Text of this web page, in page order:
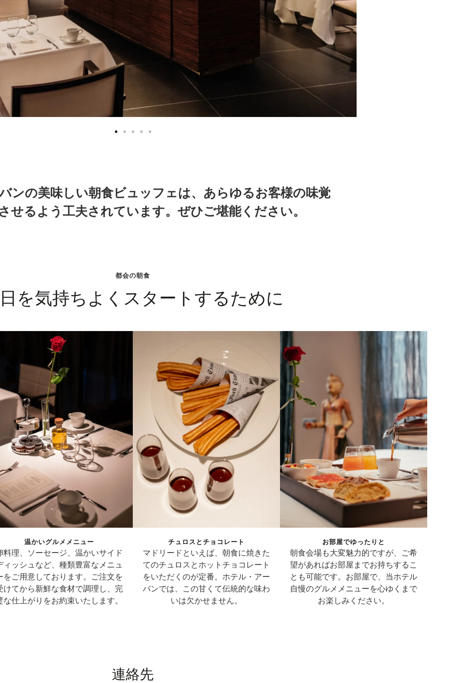
ンの美味しい朝食ビュッフェは、あらゆるお客様の味覚
せるよう工夫されています。ぜひご堪能ください。
都会の朝食
を気持ちよくスタートするために
温かいグルメメニュー
料理、ソーセージ、温かいサイド
ィッシュなど、種類豊富なメニュ
をご用意しております。ご注文を
けてから新鮮な食材で調理し、完
な仕上がりをお約束いたします。
チュロスとチョコレート
マドリードといえば、朝食に焼きた
てのチュロスとホットチョコレート
をいただくのが定番。ホテル・アー
バンでは、この甘くて伝統的な味わ
いは欠かせません。
お部屋でゆったりと
朝食会場も大変魅力的ですが、ご希
望があればお部屋までお持ちするこ
とも可能です。お部屋で、当ホテル
自慢のグルメメニューを心ゆくまで
お楽しみください。
連絡先